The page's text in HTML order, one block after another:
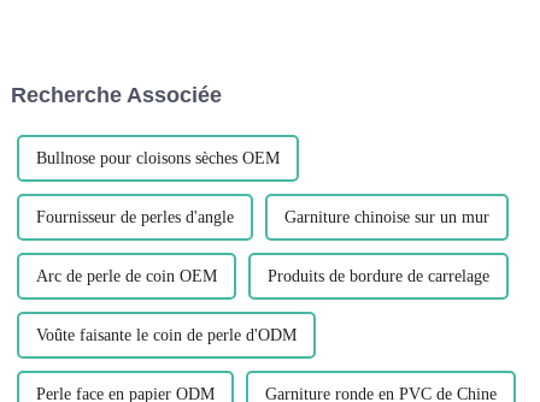
construction...
d'économiser...
Recherche Associée
Bullnose pour cloisons sèches OEM
Fournisseur de perles d'angle Garniture chinoise sur un mur
Arc de perle de coin OEM Produits de bordure de carrelage
Voûte faisante le coin de perle d'ODM
Perle face en papier ODM Garniture ronde en PVC de Chine